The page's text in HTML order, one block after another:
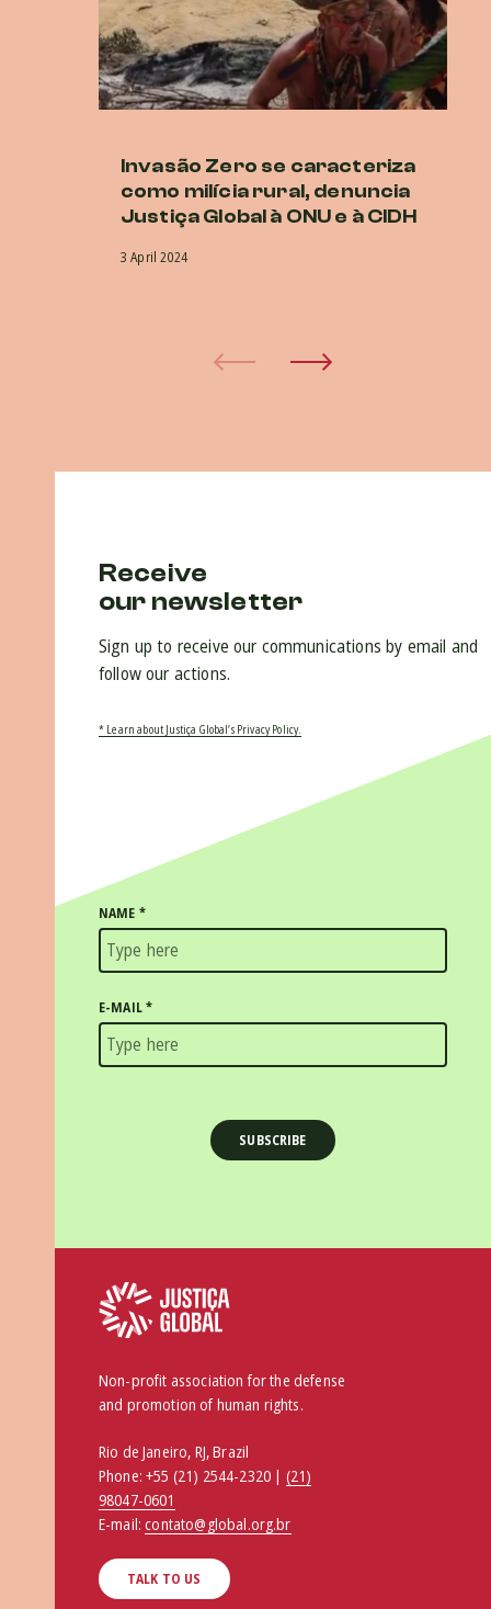
Invasão Zero se caracteriza
como milícia rural, denuncia
Justiça Global à ONU e à CIDH
3 April 2024
Receive
our newsletter
Sign up to receive our communications by email and
follow our actions.
* Learn about Justiça Global’s Privacy Policy.
NAME *
E-MAIL*
Non-profit association for the defense
and promotion of human rights.
Rio de Janeiro, RJ, Brazil
Phone:+55 (21) 2544-2320 | (21)
98047-0601
E-mail:contato@global.org.br
TALK TO US